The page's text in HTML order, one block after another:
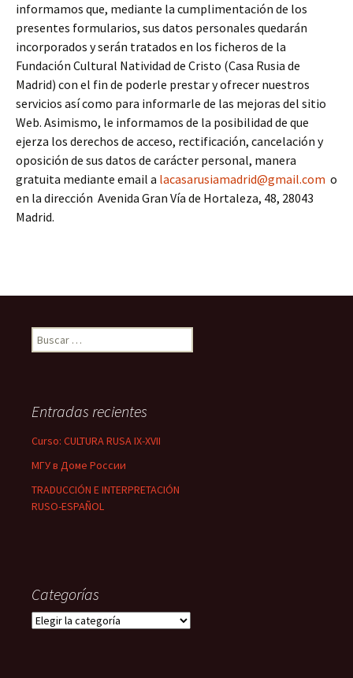
informamos que, mediante la cumplimentación de los
presentes formularios, sus datos personales quedarán
incorporados y serán tratados en los ficheros de la
Fundación Cultural Natividad de Cristo (Casa Rusia de
Madrid) con el fin de poderle prestar y ofrecer nuestros
servicios así como para informarle de las mejoras del sitio
Web. Asimismo, le informamos de la posibilidad de que
ejerza los derechos de acceso, rectificación, cancelación y
oposición de sus datos de carácter personal, manera
gratuita mediante email a lacasarusiamadrid@gmail.com o
en la dirección Avenida Gran Vía de Hortaleza, 48, 28043
Madrid.
B
u
r
:
Entradas recientes
Curso: CULTURA RUSA IX-XVII
МГУ в Доме России
TRADUCCIÓN E INTERPRETACIÓN
RUSO-ESPAÑOL
Categorías
C